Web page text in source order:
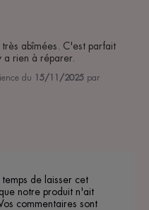
abîmées. C'est parfait
a rien à réparer.
du 15/11/2025 par
de laisser cet
notre produit n'ait
commentaires sont